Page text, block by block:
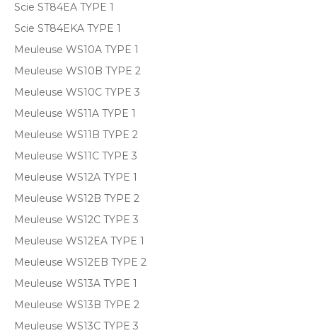
Scie ST84EA TYPE 1
Scie ST84EKA TYPE 1
Meuleuse WS10A TYPE 1
Meuleuse WS10B TYPE 2
Meuleuse WS10C TYPE 3
Meuleuse WS11A TYPE 1
Meuleuse WS11B TYPE 2
Meuleuse WS11C TYPE 3
Meuleuse WS12A TYPE 1
Meuleuse WS12B TYPE 2
Meuleuse WS12C TYPE 3
Meuleuse WS12EA TYPE 1
Meuleuse WS12EB TYPE 2
Meuleuse WS13A TYPE 1
Meuleuse WS13B TYPE 2
Meuleuse WS13C TYPE 3